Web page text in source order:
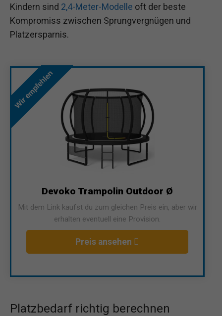
Kindern sind 2,4-Meter-Modelle oft der beste
Kompromiss zwischen Sprungvergnügen und
Platzersparnis.
Wir empfehlen
Devoko Trampolin Outdoor Ø
Mit dem Link kaufst du zum gleichen Preis ein, aber wir
erhalten eventuell eine Provision.
Preis ansehen
Platzbedarf richtig berechnen